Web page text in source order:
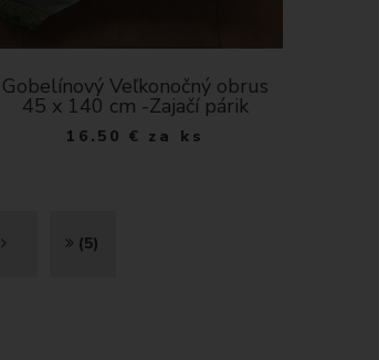
Gobelínový Veľkonočný obrus
45 x 140 cm -Zajačí párik
16.50 € za ks
Ď K (5)